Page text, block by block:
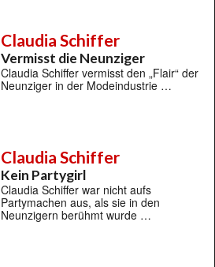
Claudia Schiffer
Vermisst die Neunziger
Claudia Schiffer vermisst den „Flair“ der
Neunziger in der Modeindustrie …
Claudia Schiffer
Kein Partygirl
Claudia Schiffer war nicht aufs
Partymachen aus, als sie in den
Neunzigern berühmt wurde …